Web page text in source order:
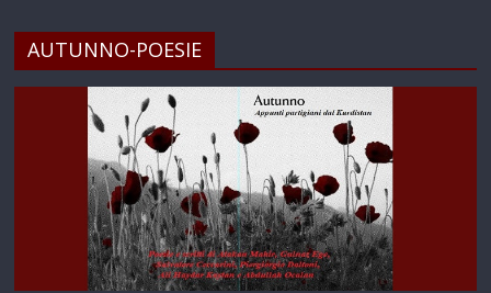
AUTUNNO-POESIE